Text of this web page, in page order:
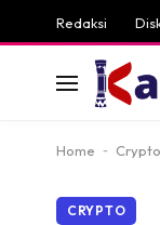
Redaksi
Home - Crypto
CRYPTO